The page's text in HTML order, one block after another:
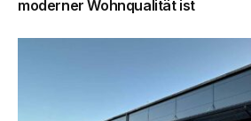
moderner Wohnqualität ist